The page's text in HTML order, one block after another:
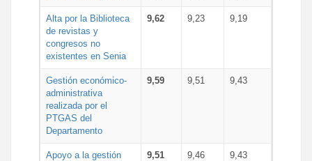
Alta por la Biblioteca
de revistas y
congresos no
existentes en Senia
9,62 9,23 9,19
Gestión económico-
administrativa
realizada por el
PTGAS del
Departamento
9,59 9,51 9,43
Apoyo a la gestión
9,51 9,46 9,43